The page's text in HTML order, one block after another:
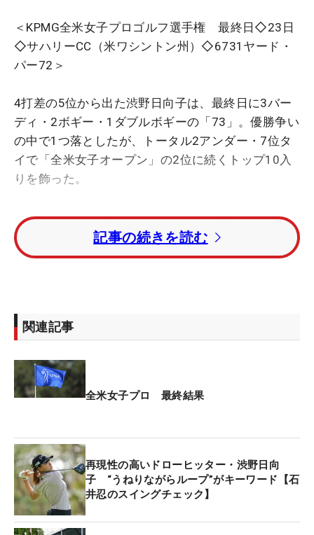
＜KPMG全米女子プロゴルフ選手権 最終日◇23日
◇サハリーCC（米ワシントン州）◇6731ヤード・
パー72＞
4打差の5位から出た渋野日向子は、最終日に3バー
ディ・2ボギー・1ダブルボギーの「73」。優勝争い
の中で1つ落としたが、トータル2アンダー・7位タ
イで「全米女子オープン」の2位に続くトップ10入
りを飾った。
ナイスパーセーブのスタートから、2番パー5でバー
ディを先行させた。だが、4番で3パットのボギー。
バウンスバックを決めるも、7番ではグリーン右の
ャンスにつけたが、またも3パットボギー。ハーフ
ターン時点で首位と8打差がついた。
後半ではショットの調子を徐々に取り戻し、チャン
スにつける回数も増えた。14番で6メートルを流し
くれればっていうのが後半はあったので、すごくも
どかしかったです」。グリーン上で首をかしげるシ
ーンも見られた。「もう少しできたな、と思う。悔
しい」と唇をかんだ。
記事の続きを読む
関連記事
全米女子プロ 最終結果
再現性の高いドローヒッター・渋野日向
子 “うねりながらループ”がキーワード【石
井忍のスイングチェック】